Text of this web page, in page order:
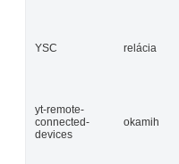
YSC relácia
yt-remote-
connected-
devices
okamih